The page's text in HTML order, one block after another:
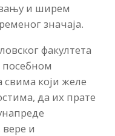
и ширем
значаја.
факултета
посебном
свима који желе
да их прате
и